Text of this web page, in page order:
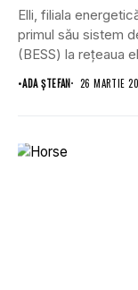
Elli, filiala
primul său sistem
(BESS) la rețeaua
•ADA ȘTEFAN 26 MARTIE